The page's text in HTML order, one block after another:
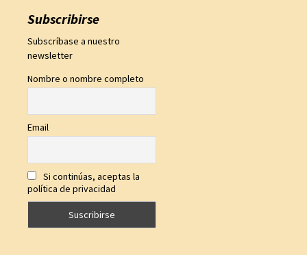
Subscribirse
Subscríbase a nuestro
newsletter
Nombre o nombre completo
Email
Si continúas, aceptas la
política de privacidad